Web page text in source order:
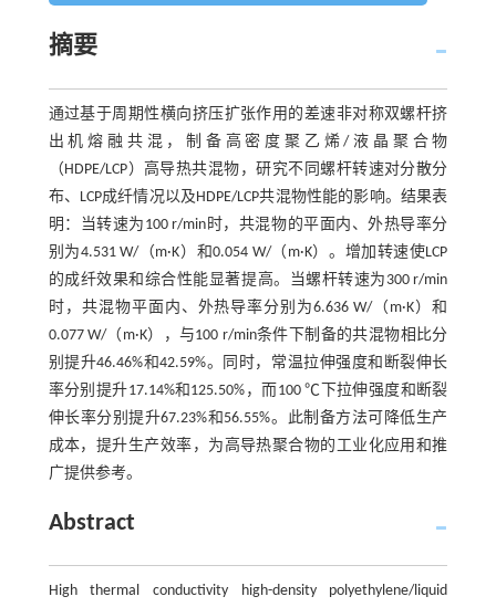
摘要
通过基于周期性横向挤压扩张作用的差速非对称双螺杆挤
出机熔融共混，制备高密度聚乙烯/液晶聚合物
（HDPE/LCP）高导热共混物，研究不同螺杆转速对分散分
布、LCP成纤情况以及HDPE/LCP共混物性能的影响。结果表
明：当转速为100 r/min时，共混物的平面内、外热导率分
别为4.531 W/（m·K）和0.054 W/（m·K）。增加转速使LCP
的成纤效果和综合性能显著提高。当螺杆转速为300 r/min
时，共混物平面内、外热导率分别为6.636 W/（m·K）和
0.077 W/（m·K），与100 r/min条件下制备的共混物相比分
别提升46.46%和42.59%。同时，常温拉伸强度和断裂伸长
率分别提升17.14%和125.50%，而100 ℃下拉伸强度和断裂
伸长率分别提升67.23%和56.55%。此制备方法可降低生产
成本，提升生产效率，为高导热聚合物的工业化应用和推
广提供参考。
Abstract
High thermal conductivity high-density polyethylene/liquid